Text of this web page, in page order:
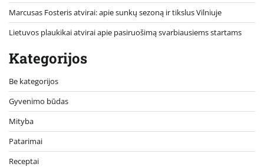
Marcusas Fosteris atvirai: apie sunkų sezoną ir tikslus Vilniuje
Lietuvos plaukikai atvirai apie pasiruošimą svarbiausiems startams
Kategorijos
Be kategorijos
Gyvenimo būdas
Mityba
Patarimai
Receptai